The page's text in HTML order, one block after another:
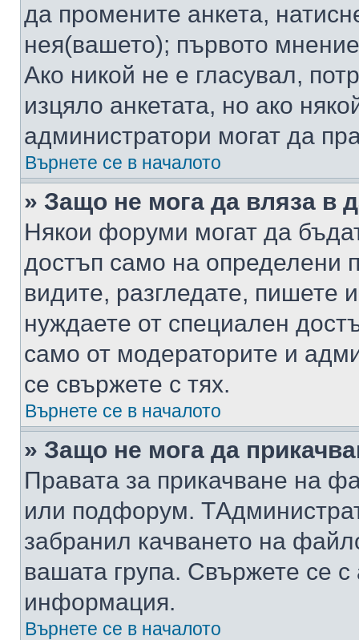
да промените анкета,
нея(вашето); първото
Ако никой не е гласувал,
изцяло анкетата, но ако
администратори могат да
Върнете се в началото
» Защо не мога да вляза в
Някои форуми могат да
достъп само на определени
видите, разгледате, пишете
нуждаете от специален
само от модераторите и
се свържете с тях.
Върнете се в началото
» Защо не мога да
Правата за прикачване на
или подфорум.
забранил качването на
вашата група. Свържете се
информация.
Върнете се в началото